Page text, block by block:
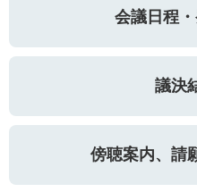
会議日程
議決
傍聴案内、請